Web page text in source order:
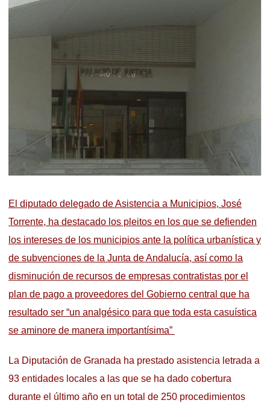
El diputado delegado de Asistencia a Municipios, José
Torrente, ha destacado los pleitos en los que se defienden
los intereses de los municipios ante la política urbanística y
de subvenciones de la Junta de Andalucía, así como la
disminución de recursos de empresas contratistas por el
plan de pago a proveedores del Gobierno central que ha
resultado ser “un analgésico para que toda esta casuística
se aminore de manera importantísima”
La Diputación de Granada ha prestado asistencia letrada a
93 entidades locales a las que se ha dado cobertura
durante el último año en un total de 250 procedimientos